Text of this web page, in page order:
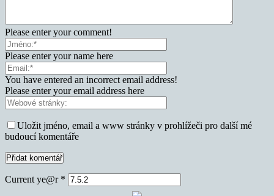
Please enter your comment!
Please enter your name here
You have entered an incorrect email address!
Please enter your email address here
Uložit jméno, email a www stránky v prohlížeči pro další mé
budoucí komentáře
Current ye@r *